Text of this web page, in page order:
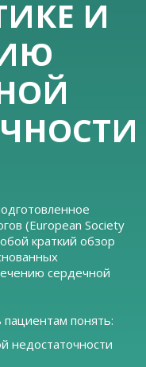
И
(European Society
краткий обзор
сердечной
понять:
недостаточности